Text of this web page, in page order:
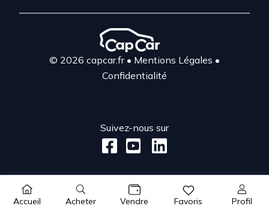
Accueil Acheter Vendre Favoris Profil
© 2026 capcar.fr• Mentions Légales •
Confidentialité
Suivez-nous sur